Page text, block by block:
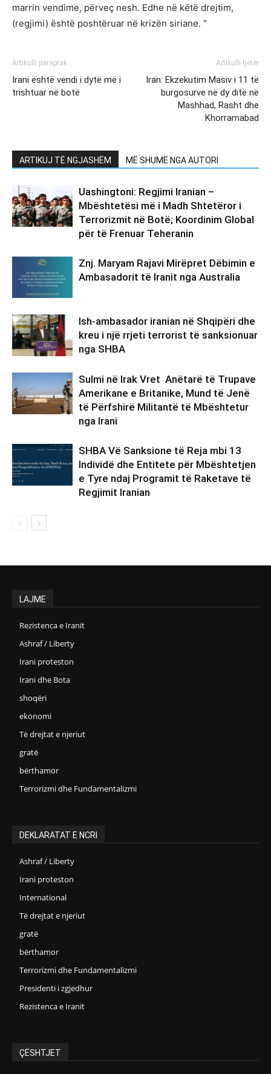
marrin vendime, përveç nesh. Edhe në këtë drejtim,
(regjimi) është poshtëruar në krizën siriane. “
Artikulli paraprak
Irani është vendi i dytë më i
trishtuar në botë
Artikulli tjetër
Iran: Ekzekutim Masiv i 11 të
burgosurve në dy ditë në
Mashhad, Rasht dhe
Khorramabad
ARTIKUJ TË NGJASHËM MË SHUMË NGA AUTORI
Uashingtoni: Regjimi Iranian –
Mbështetësi më i Madh Shtetëror i
Terrorizmit në Botë; Koordinim Global
për të Frenuar Teheranin
Znj. Maryam Rajavi Mirëpret Dëbimin e
Ambasadorit të Iranit nga Australia
Ish-ambasador iranian në Shqipëri dhe
kreu i një rrjeti terrorist të sanksionuar
nga SHBA
Sulmi në Irak Vret Anëtarë të Trupave
Amerikane e Britanike, Mund të Jenë
të Përfshirë Militantë të Mbështetur
nga Irani
SHBA Vë Sanksione të Reja mbi 13
Individë dhe Entitete për Mbështetjen
e Tyre ndaj Programit të Raketave të
Regjimit Iranian
LAJME
Rezistenca e Iranit
Ashraf / Liberty
Irani proteston
Irani dhe Bota
shoqëri
ekonomi
Të drejtat e njeriut
gratë
bërthamor
Terrorizmi dhe Fundamentalizmi
DEKLARATAT E NCRI
Ashraf / Liberty
Irani proteston
International
Të drejtat e njeriut
gratë
bërthamor
Terrorizmi dhe Fundamentalizmi
Presidenti i zgjedhur
Rezistenca e Iranit
ÇËSHTJET